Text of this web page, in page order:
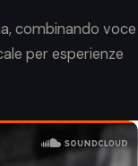
combinando voce
per esperienze